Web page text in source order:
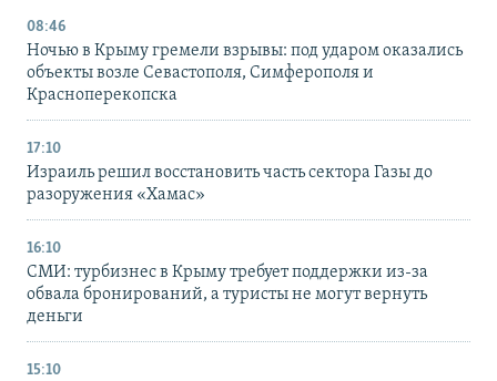
08:46
Ночью в Крыму гремели взрывы: под ударом оказались
объекты возле Севастополя, Симферополя и
Красноперекопска
17:10
Израиль решил восстановить часть сектора Газы до
разоружения «Хамас»
16:10
СМИ: турбизнес в Крыму требует поддержки из-за
обвала бронирований, а туристы не могут вернуть
деньги
15:10